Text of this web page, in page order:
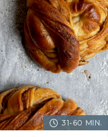
31-60 MIN.